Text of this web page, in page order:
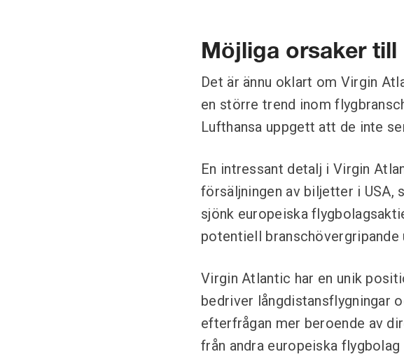
Möjliga orsaker till
Det är ännu oklart om Virgin
en större trend inom
Lufthansa uppgett att de inte
En intressant detalj i Virgin
försäljningen av biljetter i USA,
sjönk europeiska
potentiell branschövergripande
Virgin Atlantic har en unik
bedriver långdistansflygningar
efterfrågan mer beroende av
från andra europeiska